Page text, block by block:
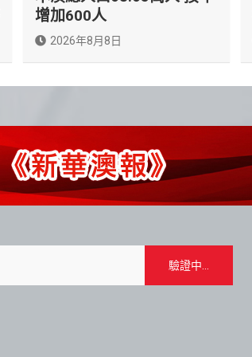
增加600人
2026年8月8日